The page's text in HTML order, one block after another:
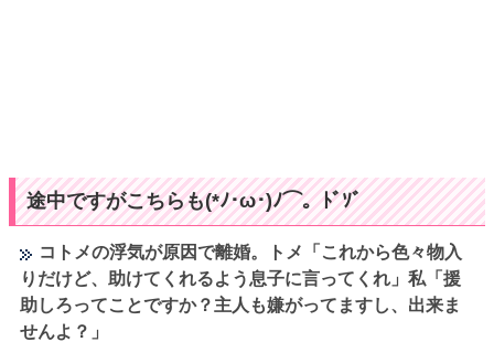
途中ですがこちらも(*ﾉ･ω･)ﾉ⌒。ﾄﾞｿﾞ
コトメの浮気が原因で離婚。トメ「これから色々物入
りだけど、助けてくれるよう息子に言ってくれ」私「援
助しろってことですか？主人も嫌がってますし、出来ま
せんよ？」